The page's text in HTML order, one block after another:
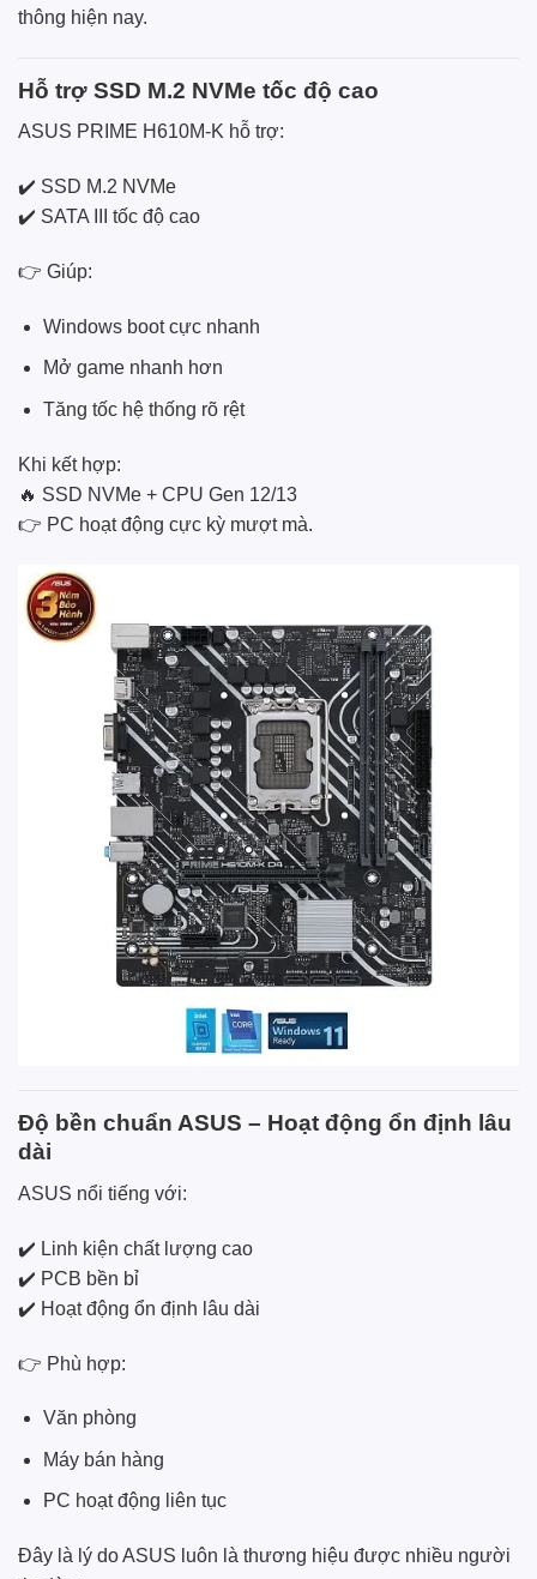
thông hiện nay.
Hỗ trợ SSD M.2 NVMe tốc độ cao
ASUS PRIME H610M-K hỗ trợ:
✔️ SSD M.2 NVMe
✔️ SATA III tốc độ cao
👉 Giúp:
Windows boot cực nhanh
Mở game nhanh hơn
Tăng tốc hệ thống rõ rệt
Khi kết hợp:
🔥 SSD NVMe + CPU Gen 12/13
👉 PC hoạt động cực kỳ mượt mà.
Độ bền chuẩn ASUS – Hoạt động ổn định lâu
dài
ASUS nổi tiếng với:
✔️ Linh kiện chất lượng cao
✔️ PCB bền bỉ
✔️ Hoạt động ổn định lâu dài
👉 Phù hợp:
Văn phòng
Máy bán hàng
PC hoạt động liên tục
Đây là lý do ASUS luôn là thương hiệu được nhiều người